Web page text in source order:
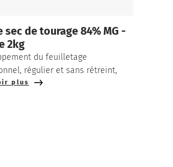
sec de tourage 84% MG -
2kg
du feuilletage
régulier et sans rétreint,
plus